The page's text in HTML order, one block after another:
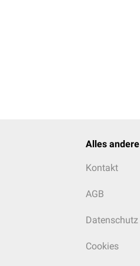
Alles andere
Kontakt
AGB
Datenschutz
Cookies